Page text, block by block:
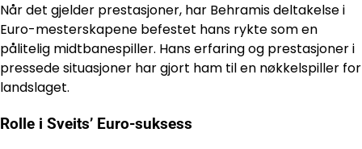
Når det gjelder prestasjoner, har Behramis deltakelse i
Euro-mesterskapene befestet hans rykte som en
pålitelig midtbanespiller. Hans erfaring og prestasjoner i
pressede situasjoner har gjort ham til en nøkkelspiller for
landslaget.
Rolle i Sveits’ Euro-suksess